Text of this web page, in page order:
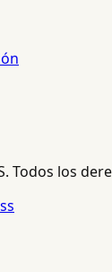
Todos los